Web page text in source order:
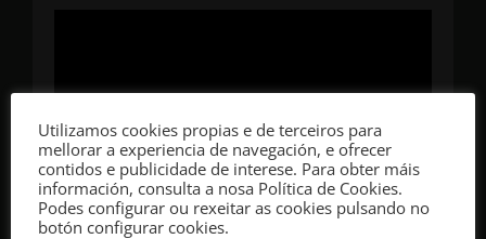
Utilizamos cookies propias e de terceiros para
mellorar a experiencia de navegación, e ofrecer
contidos e publicidade de interese. Para obter máis
información, consulta a nosa Política de Cookies.
Podes configurar ou rexeitar as cookies pulsando no
botón configurar cookies.